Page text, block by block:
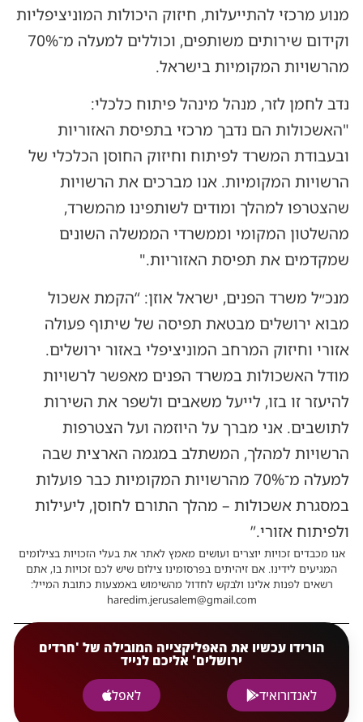
מנוע מרכזי להתייעלות, חיזוק היכולות המוניציפליות
וקידום שירותים משותפים, וכוללים למעלה מ־70%
מהרשויות המקומיות בישראל.
נדב לחמן לזר, מנהל מינהל פיתוח כלכלי:
"האשכולות הם נדבך מרכזי בתפיסת האזוריות
ובעבודת המשרד לפיתוח וחיזוק החוסן הכלכלי של
הרשויות המקומיות. אנו מברכים את הרשויות
שהצטרפו למהלך ומודים לשותפינו מהמשרד,
מהשלטון המקומי וממשרדי הממשלה השונים
שמקדמים את תפיסת האזוריות."
מנכ״ל משרד הפנים, ישראל אוזן: “הקמת אשכול
מבוא ירושלים מבטאת תפיסה של שיתוף פעולה
אזורי וחיזוק המרחב המוניציפלי באזור ירושלים.
מודל האשכולות במשרד הפנים מאפשר לרשויות
להיעזר זו בזו, לייעל משאבים ולשפר את השירות
לתושבים. אני מברך על היוזמה ועל הצטרפות
הרשויות למהלך, המשתלב במגמה הארצית שבה
למעלה מ־70% מהרשויות המקומיות כבר פועלות
במסגרת אשכולות – מהלך התורם לחוסן, ליעילות
ולפיתוח אזורי.”
אנו מכבדים זכויות יוצרים ועושים מאמץ לאתר את בעלי הזכויות בצילומים
המגיעים לידינו. אם זיהיתים בפרסומינו צילום שיש לכם זכויות בו, אתם
רשאים לפנות אלינו ולבקש לחדול מהשימוש באמצעות כתובת המייל:
haredim.jerusalem@gmail.com
הורידו עכשיו את האפליקצייה המובילה של 'חרדים
ירושלים' אליכם לנייד
לאנדורואיד
לאפל